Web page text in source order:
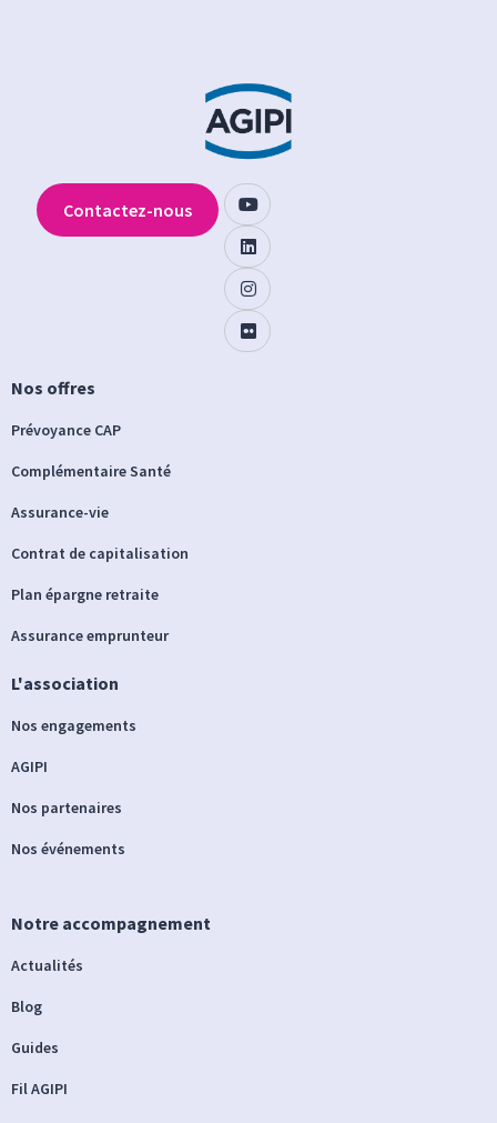
Nos offres
Prévoyance CAP
Complémentaire Santé
Assurance-vie
Contrat de capitalisation
Plan épargne retraite
Assurance emprunteur
L'association
Nos engagements
AGIPI
Nos partenaires
Nos événements
Notre accompagnement
Actualités
Blog
Guides
Fil AGIPI
Contactez-nous